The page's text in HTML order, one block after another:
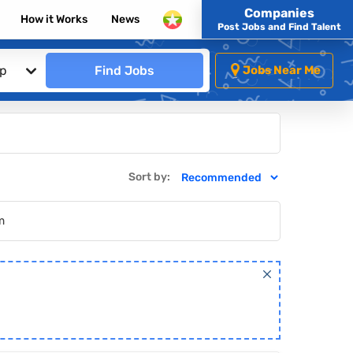
How it Works News Companies
Post Jobs and Find Talent
Find Jobs Jobs Near Me
Sort by: